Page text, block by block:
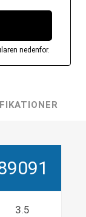
nedenfor.
3.5